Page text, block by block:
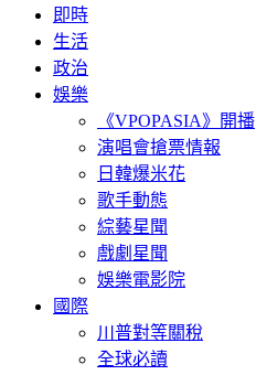
即時
生活
政治
娛樂
《VPOPASIA》開播
演唱會搶票情報
日韓爆米花
歌手動態
綜藝星聞
戲劇星聞
娛樂電影院
國際
川普對等關稅
全球必讀